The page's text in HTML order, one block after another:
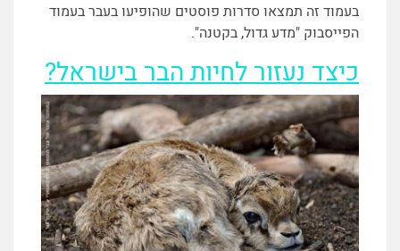
בעמוד זה תמצאו סדרות פוסטים שהופיעו בעבר בעמוד
הפייסבוק "מדע גדול, בקטנה".
כיצד נעזור לחיות הבר בישראל?